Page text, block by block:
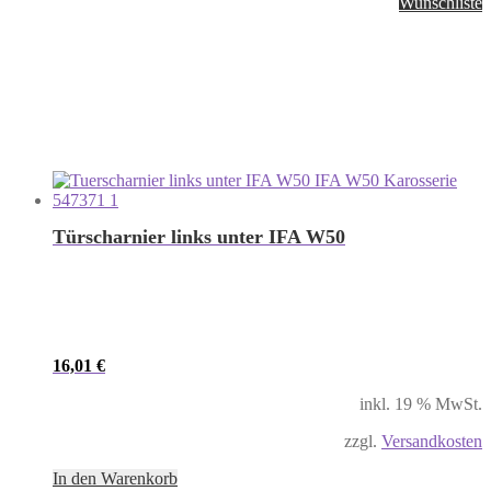
Türscharnier links unter IFA W50
16,01 €
inkl. 19 % MwSt.
zzgl. Versandkosten
In den Warenkorb